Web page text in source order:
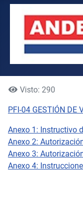
Visto: 290
PFI-04 GESTIÓN DE
Anexo 1: Instructivo
Anexo 2:
Anexo 3:
Anexo 4: